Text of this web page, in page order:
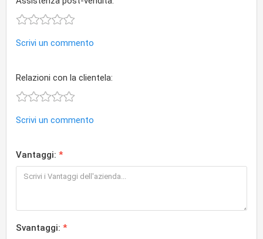
Scrivi un commento
Relazioni con la clientela:
Scrivi un commento
Vantaggi:
Svantaggi: